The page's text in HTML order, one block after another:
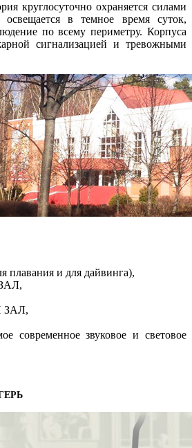
круглосуточно охраняется силами
освещается в темное время суток,
по всему периметру. Корпуса
сигнализацией и тревожными
и для дайвинга),
современное звуковое и световое